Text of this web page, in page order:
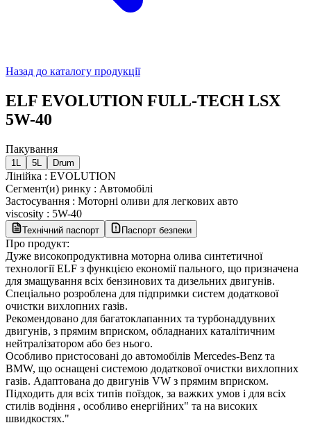
Назад до каталогу продукції
ELF EVOLUTION FULL-TECH LSX
5W-40
Пакування
1L 5L Drum
Лінійка : EVOLUTION
Сегмент(и) ринку : Автомобілі
Застосування : Моторні оливи для легкових авто
viscosity : 5W-40
Технічний паспорт Паспорт безпеки
Про продукт:
Дуже високопродуктивна моторна олива синтетичної
технології ELF з функцією економії пального, що призначена
для змащування всіх бензинових та дизельних двигунів.
Спеціально розроблена для підпримки систем додаткової
очистки вихлопних газів.
Рекомендовано для багатоклапанних та турбонаддувних
двигунів, з прямим вприском, обладнаних каталітичним
нейтралізатором або без нього.
Особливо пристосовані до автомобілів Mercedes-Benz та
BMW, що оснащені системою додаткової очистки вихлопних
газів. Адаптована до двигунів VW з прямим вприском.
Підходить для всіх типів поїздок, за важких умов і для всіх
стилів водіння , особливо енергійних" та на високих
швидкостях."